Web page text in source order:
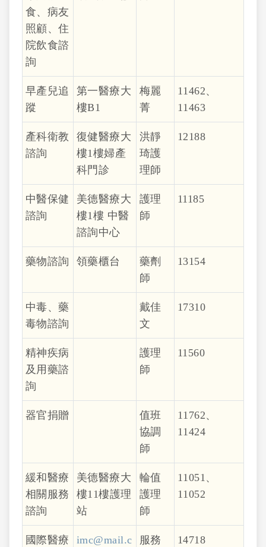
食、病友
照顧、住
院飲食諮
詢
早產兒追
蹤
第一醫療大
樓B1
梅麗
菁
11462、
11463
產科衛教
諮詢
復健醫療大
樓1樓婦產
科門診
洪靜
琦護
理師
12188
中醫保健
諮詢
美德醫療大
樓1樓 中醫
諮詢中心
護理
師
11185
藥物諮詢 領藥櫃台
藥劑
師
13154
中毒、藥
毒物諮詢
戴佳
文
17310
精神疾病
及用藥諮
詢
護理
師
11560
器官捐贈
值班
協調
師
11762、
11424
緩和醫療
相關服務
諮詢
美德醫療大
樓11樓護理
站
輪值
護理
師
11051、
11052
國際醫療
imc@mail.c
服務
14718